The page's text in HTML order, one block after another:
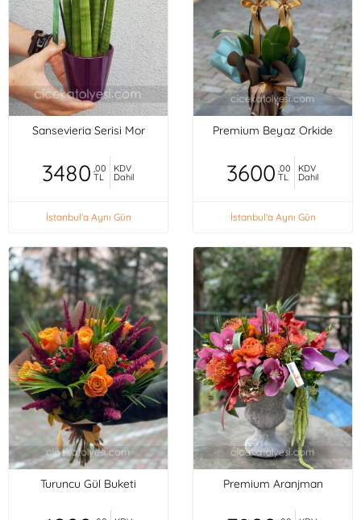
Sansevieria Serisi Mor
3480 ,00
TL
KDV
Dahil
İstanbul'a Aynı Gün
Premium Beyaz Orkide
3600 ,00
TL
KDV
Dahil
İstanbul'a Aynı Gün
Turuncu Gül Buketi Premium Aranjman